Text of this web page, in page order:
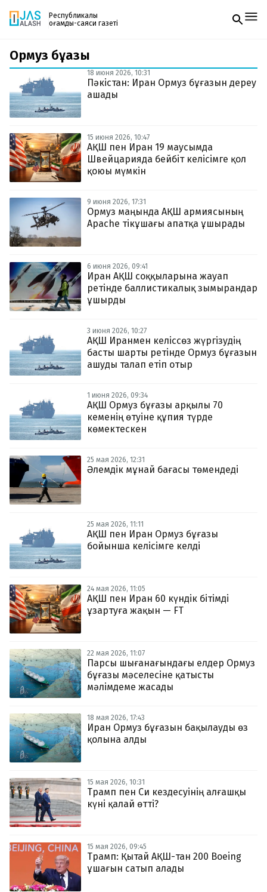
Республикалық
қоғамдық-саяси газеті
Жаңалықтар
Спорт
Live
Руханият
Аймақ
Архив
Заң және тәртіп
Редакциямен байланыс
+7 708 604 51 06
Жарнама бөлімі
Пошта
zhasalash100@gmail.com
Газетке жазылу
PDF форматтағы газетті ай сайын электронды
поштаңызға алып отырыңыз. Жаңа нөмір
шыққан сәтте сізге бірден жіберіледі. Тек email
Ормуз бұғазы
18 июня 2026, 10:31
Пәкістан: Иран Ормуз бұғазын дереу
ашады
15 июня 2026, 10:47
АҚШ пен Иран 19 маусымда
Швейцарияда бейбіт келісімге қол
қоюы мүмкін
9 июня 2026, 17:31
Ормуз маңында АҚШ армиясының
Apache тікұшағы апатқа ұшырады
6 июня 2026, 09:41
Иран АҚШ соққыларына жауап
ретінде баллистикалық зымырандар
ұшырды
3 июня 2026, 10:27
АҚШ Иранмен келіссөз жүргізудің
басты шарты ретінде Ормуз бұғазын
ашуды талап етіп отыр
1 июня 2026, 09:34
АҚШ Ормуз бұғазы арқылы 70
кеменің өтуіне құпия түрде
көмектескен
25 мая 2026, 12:31
Әлемдік мұнай бағасы төмендеді
25 мая 2026, 11:11
АҚШ пен Иран Ормуз бұғазы
бойынша келісімге келді
24 мая 2026, 11:05
АҚШ пен Иран 60 күндік бітімді
ұзартуға жақын — FT
22 мая 2026, 11:07
Парсы шығанағындағы елдер Ормуз
бұғазы мәселесіне қатысты
мәлімдеме жасады
18 мая 2026, 17:43
Иран Ормуз бұғазын бақылауды өз
қолына алды
15 мая 2026, 10:31
Трамп пен Си кездесуінің алғашқы
күні қалай өтті?
15 мая 2026, 09:45
Трамп: Қытай АҚШ-тан 200 Boeing
ұшағын сатып алады